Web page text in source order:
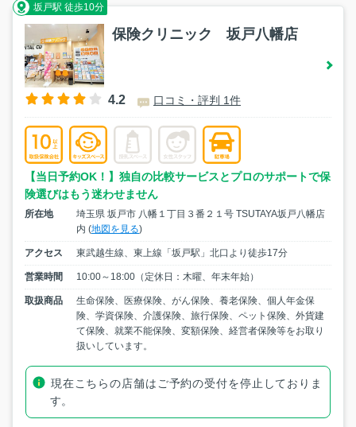
坂戸駅 徒歩10分
保険クリニック 坂戸八幡店
4.2 口コミ・評判 1件
【当日予約OK！】独自の比較サービスとプロのサポートで保
険選びはもう迷わせません
所在地
埼玉県 坂戸市 八幡１丁目３番２１号 TSUTAYA坂戸八幡店
内 (地図を見る)
アクセス 東武越生線、東上線「坂戸駅」北口より徒歩17分
営業時間 10:00～18:00（定休日：木曜、年末年始）
取扱商品
生命保険、医療保険、がん保険、養老保険、個人年金保
険、学資保険、介護保険、旅行保険、ペット保険、外貨建
て保険、就業不能保険、変額保険、経営者保険等をお取り
扱いしています。
現在こちらの店舗はご予約の受付を停止しておりま
す。